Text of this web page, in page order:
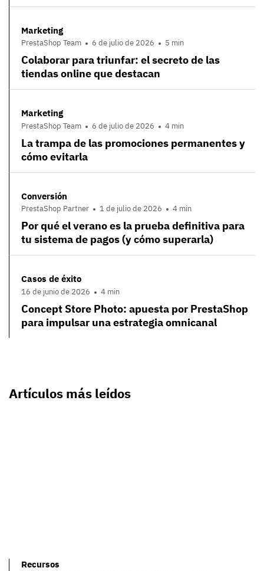
Marketing
PrestaShop Team 6 de julio de 2026 5 min
Colaborar para triunfar: el secreto de las
tiendas online que destacan
Marketing
PrestaShop Team 6 de julio de 2026 4 min
La trampa de las promociones permanentes y
cómo evitarla
Conversión
PrestaShop Partner 1 de julio de 2026 4 min
Por qué el verano es la prueba definitiva para
tu sistema de pagos (y cómo superarla)
Casos de éxito
16 de junio de 2026 4 min
Concept Store Photo: apuesta por PrestaShop
para impulsar una estrategia omnicanal
Artículos más leídos
Recursos